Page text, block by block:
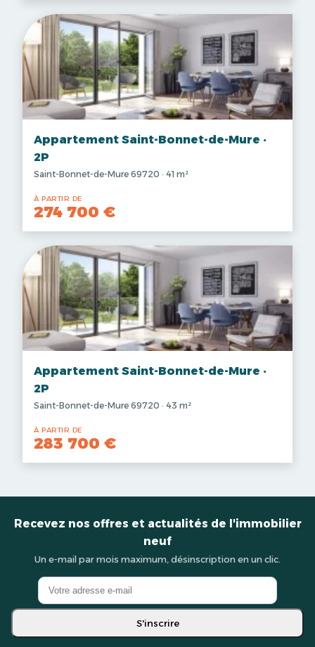
Appartement Saint-Bonnet-de-Mure ·
2P
Saint-Bonnet-de-Mure 69720 · 41 m²
À PARTIR DE
274 700 €
Appartement Saint-Bonnet-de-Mure ·
2P
Saint-Bonnet-de-Mure 69720 · 43 m²
À PARTIR DE
283 700 €
Recevez nos offres et actualités de l'immobilier
neuf
Un e-mail par mois maximum, désinscription en un clic.
S'inscrire